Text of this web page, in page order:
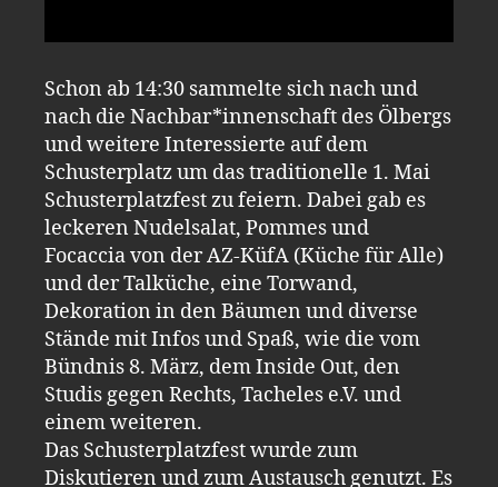
Schon ab 14:30 sammelte sich nach und
nach die Nachbar*innenschaft des Ölbergs
und weitere Interessierte auf dem
Schusterplatz um das traditionelle 1. Mai
Schusterplatzfest zu feiern. Dabei gab es
leckeren Nudelsalat, Pommes und
Focaccia von der AZ-KüfA (Küche für Alle)
und der Talküche, eine Torwand,
Dekoration in den Bäumen und diverse
Stände mit Infos und Spaß, wie die vom
Bündnis 8. März, dem Inside Out, den
Studis gegen Rechts, Tacheles e.V. und
einem weiteren.
Das Schusterplatzfest wurde zum
Diskutieren und zum Austausch genutzt. Es